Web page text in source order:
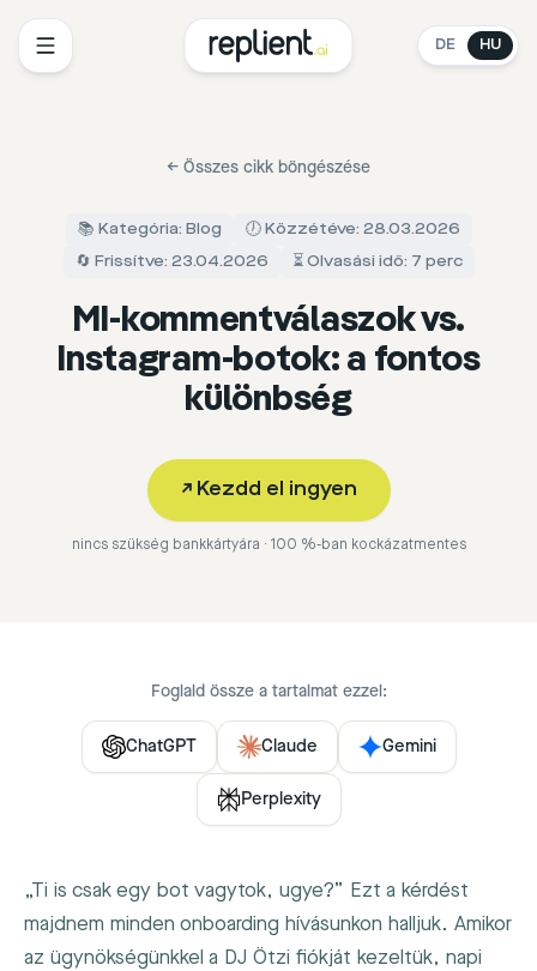
DE HU
← Összes cikk böngészése
📚 Kategória: Blog
🕖 Közzétéve: 28.03.2026
🔄 Frissítve: 23.04.2026
⏳ Olvasási idő: 7 perc
MI-kommentválaszok vs.
Instagram-botok: a fontos
különbség
↗ Kezdd el ingyen
nincs szükség bankkártyára · 100 %-ban kockázatmentes
Foglald össze a tartalmat ezzel:
ChatGPT Claude Gemini
Perplexity
„Ti is csak egy bot vagytok, ugye?” Ezt a kérdést
majdnem minden onboarding hívásunkon halljuk. Amikor
az ügynökségünkkel a DJ Ötzi fiókját kezeltük, napi